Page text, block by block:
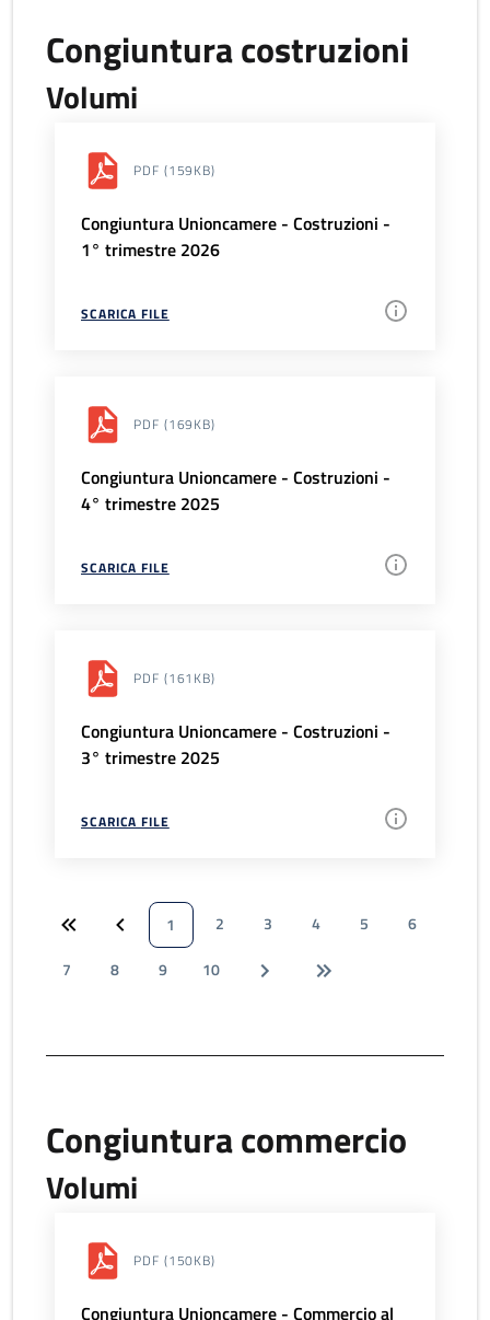
Congiuntura costruzioni
Volumi
PDF (159KB)
Congiuntura Unioncamere - Costruzioni -
1° trimestre 2026
SCARICA FILE
PDF (169KB)
Congiuntura Unioncamere - Costruzioni -
4° trimestre 2025
SCARICA FILE
PDF (161KB)
Congiuntura Unioncamere - Costruzioni -
3° trimestre 2025
SCARICA FILE
1 2 3 4 5
6
7
8 9 10
Congiuntura commercio
Volumi
PDF (150KB)
Congiuntura Unioncamere - Commercio al